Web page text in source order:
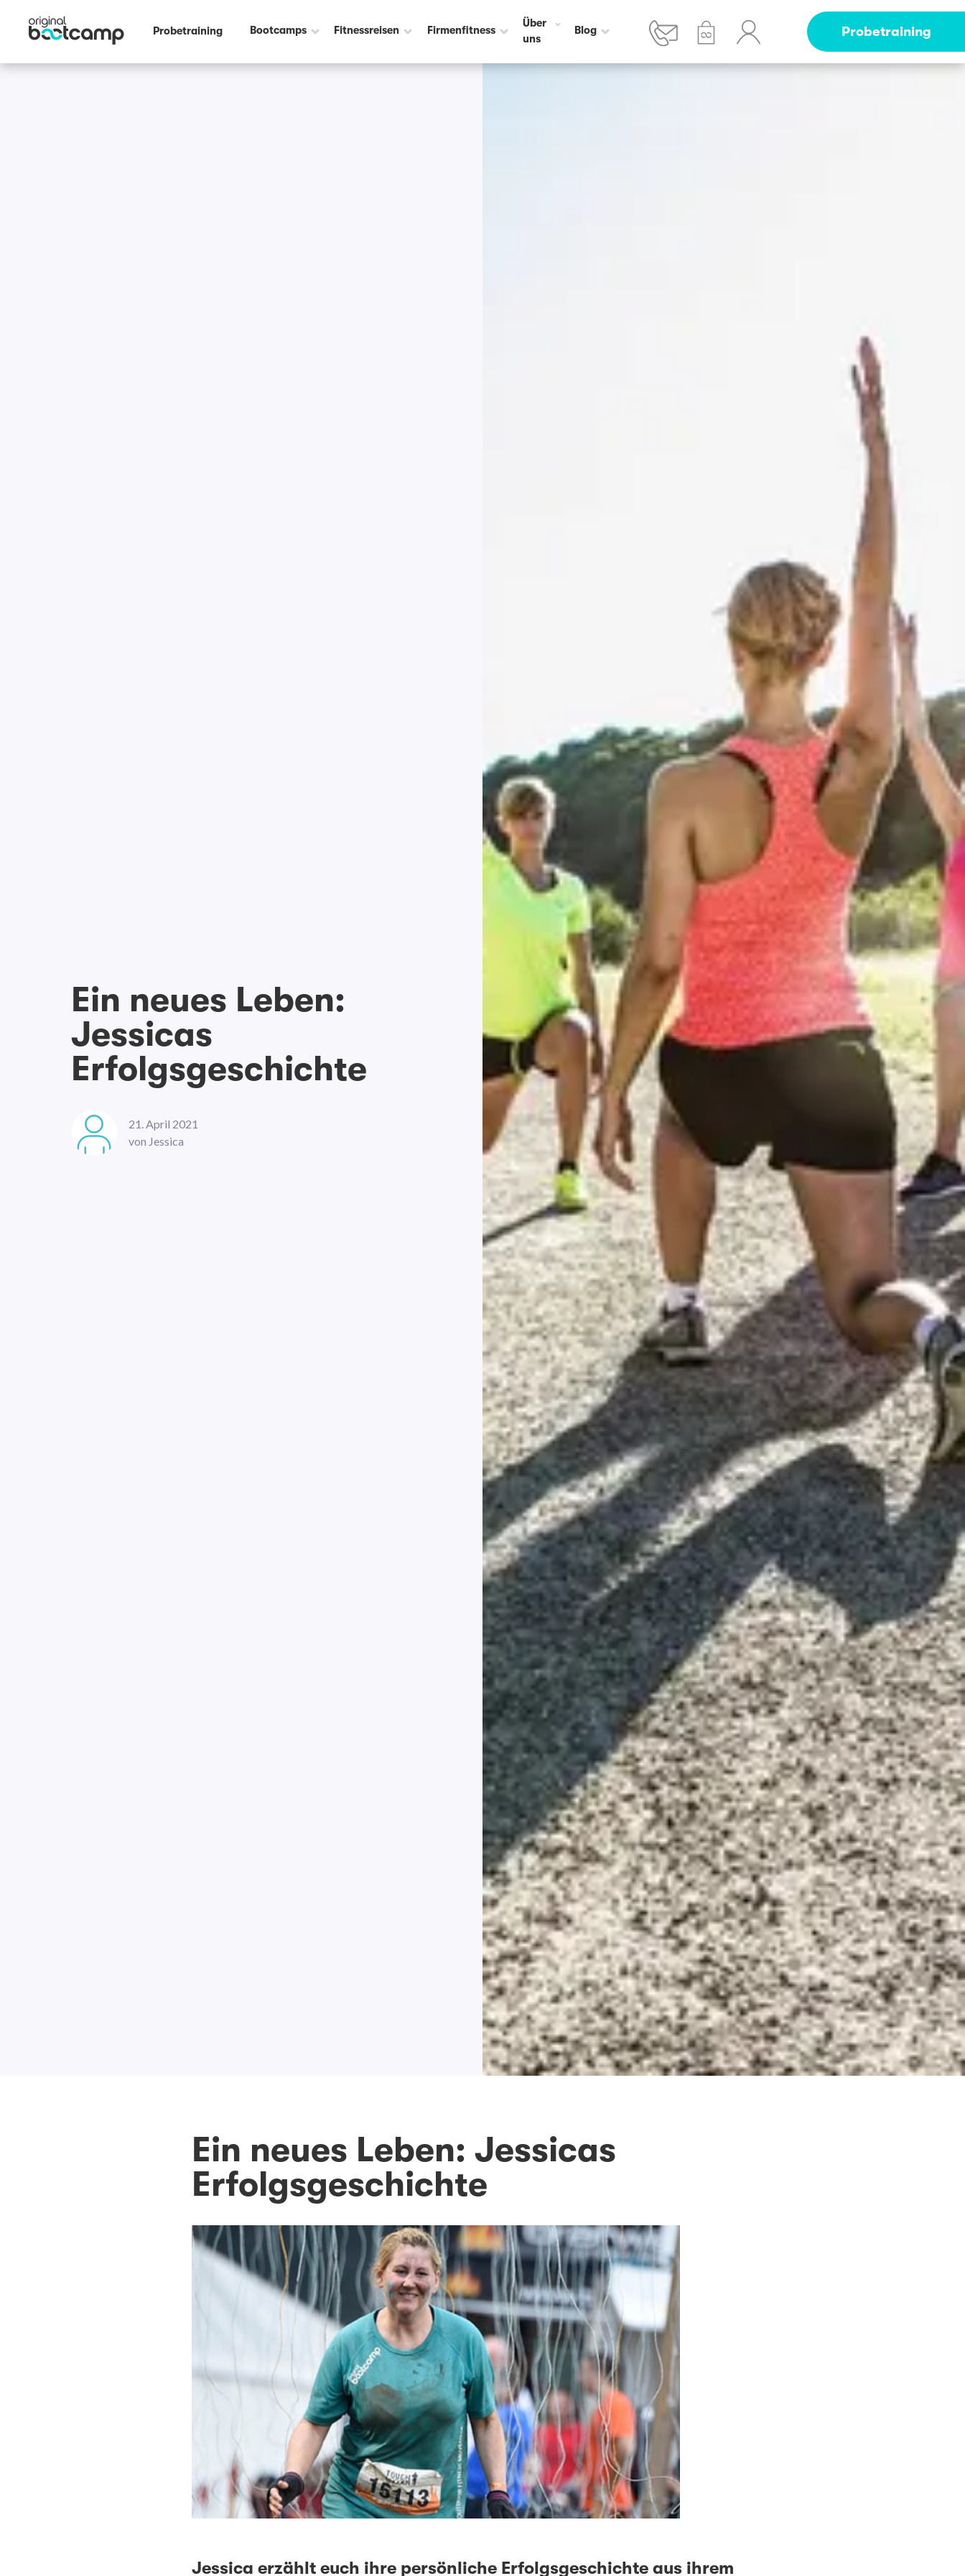
Probetraining Bootcamps Fitnessreisen Firmenfitness
Über
uns
Blog Probetraining
Ein neues Leben:
Jessicas
Erfolgsgeschichte
21. April 2021
von Jessica
Ein neues Leben: Jessicas
Erfolgsgeschichte
Jessica erzählt euch ihre persönliche Erfolgsgeschichte aus ihrem